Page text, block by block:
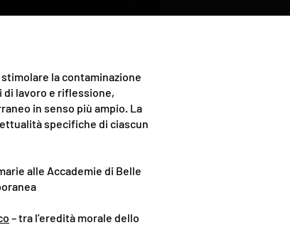
la contaminazione
di lavoro e riflessione,
in senso più ampio. La
specifiche di ciascun
alle Accademie di Belle
– tra l’eredità morale dello